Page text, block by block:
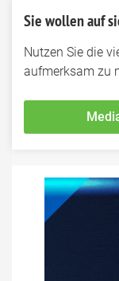
Sie wollen auf
Nutzen Sie die
aufmerksam zu